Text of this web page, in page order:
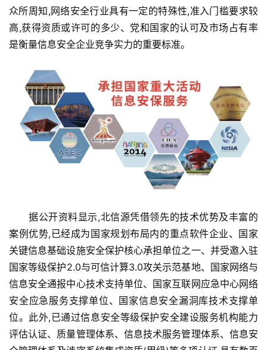
众所周知,网络安全行业具有一定的特殊性,准入门槛要求较
高,获得资质或许可的多少、党和国家的认可及市场占有率
是衡量信息安全企业竞争实力的重要标准。
据公开资料显示,北信源凭借领先的技术优势及丰富的
案例优势,已经成为国家规划布局内的重点软件企业、国家
关键信息基础设施安全保护核心承担单位之一、并受邀入驻
国家等级保护2.0与可信计算3.0攻关示范基地、国家网络与
信息安全通报中心技术支持单位、国家互联网应急中心网络
安全应急服务支撑单位、国家信息安全漏洞库技术支撑单
位。此外,已通过信息安全等级保护安全建设服务机构能力
评估认证、质量管理体系、信息技术服务管理体系、信息安